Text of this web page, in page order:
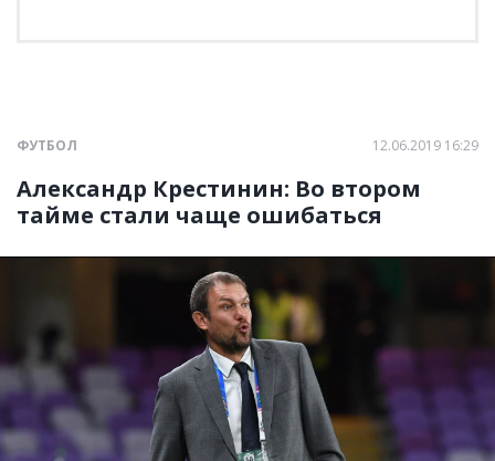
ФУТБОЛ 12.06.2019 16:29
Александр Крестинин: Во втором
тайме стали чаще ошибаться